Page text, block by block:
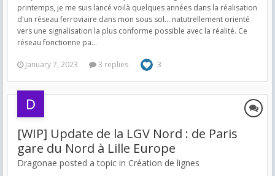
printemps, je me suis lancé voilà quelques années dans la réalisation
d'un réseau ferroviaire dans mon sous sol... natutrellement orienté
vers une signalisation la plus conforme possible avec la réalité. Ce
réseau fonctionne pa...
January 7, 2023 3 replies 3
[WIP] Update de la LGV Nord : de Paris
gare du Nord à Lille Europe
Dragonae posted a topic in Création de lignes